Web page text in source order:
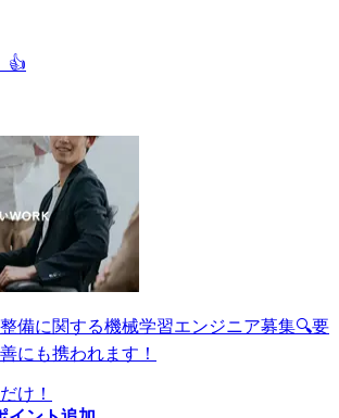
👍
備に関する機械学習エンジニア募集🔍要
にも携われます！
け！